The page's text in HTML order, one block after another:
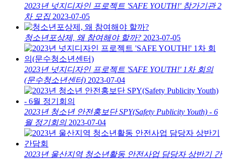
2023년 넛지디자인 프로젝트 'SAFE YOUTH!' 참가기관 2
차 모집 2023-07-05
청소년포상제, 왜 참여해야 할까? 2023-07-05
2023년 넛지디자인 프로젝트 'SAFE YOUTH!' 1차 회의
(문수청소년센터) 2023-07-04
2023년 청소년 안전홍보단 SPY(Safety Publicity Youth) - 6
월 정기회의 2023-07-04
2023년 울산지역 청소년활동 안전사업 담당자 상반기 간